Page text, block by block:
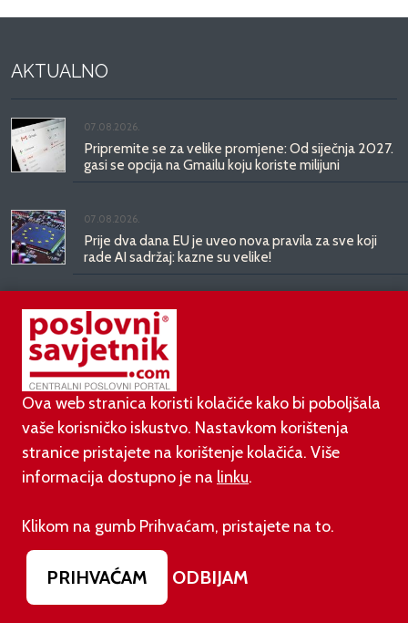
AKTUALNO
07.08.2026.
Pripremite se za velike promjene: Od siječnja 2027.
gasi se opcija na Gmailu koju koriste milijuni
07.08.2026.
Prije dva dana EU je uveo nova pravila za sve koji
rade AI sadržaj: kazne su velike!
03.08.2026.
Otvoren jedan od najvećih family hotela na
srednjem Jadranu
01.08.2026.
Novi zakon o najmu bolje štiti najmoprimce, ali i
PODUZETNIŠTVO
01.08.2026.
adidas i Hrvatski nogometni savez objavili
Ova web stranica koristi kolačiće kako bi poboljšala
vaše korisničko iskustvo. Nastavkom korištenja
stranice pristajete na korištenje kolačića. Više
informacija dostupno je na linku.
Klikom na gumb Prihvaćam, pristajete na to.
PRIHVAĆAM ODBIJAM